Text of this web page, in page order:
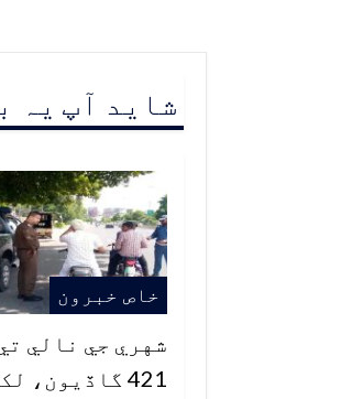
شاید آپ یہ
خاص خبرون
شهري جي نالي
421 گاڏيون،